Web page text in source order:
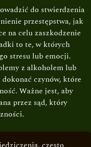
do stwierdzenia
przestępstwa, jak
na celu zaszkodzenie
to te, w których
stresu lub emocji.
z alkoholem lub
czynów, które
Ważne jest, aby
przez sąd, który